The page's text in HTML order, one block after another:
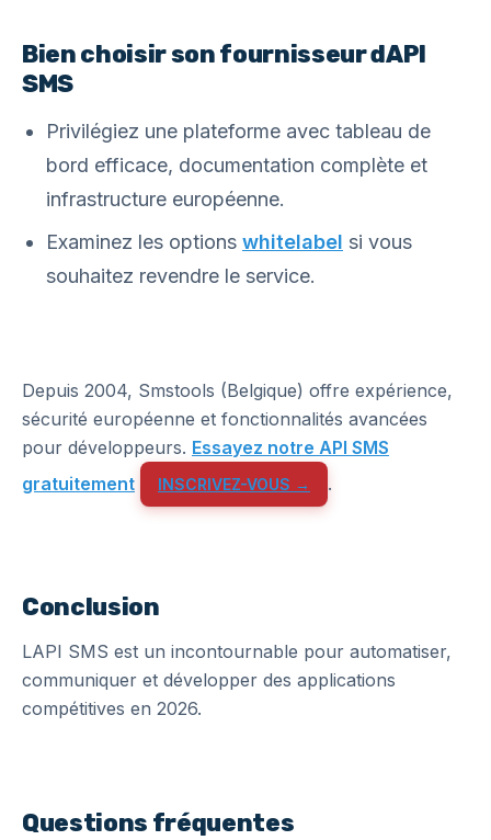
Bien choisir son fournisseur dAPI
SMS
Privilégiez une plateforme avec tableau de
bord efficace, documentation complète et
infrastructure européenne.
Examinez les options whitelabel si vous
souhaitez revendre le service.
Depuis 2004, Smstools (Belgique) offre expérience,
sécurité européenne et fonctionnalités avancées
pour développeurs. Essayez notre API SMS
gratuitement
INSCRIVEZ-VOUS → .
Conclusion
LAPI SMS est un incontournable pour automatiser,
communiquer et développer des applications
compétitives en 2026.
Questions fréquentes